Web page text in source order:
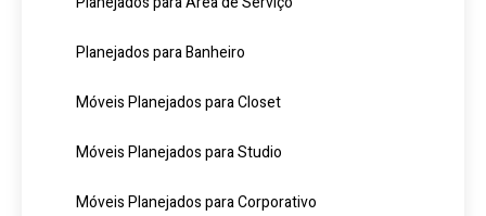
Planejados para Banheiro
Móveis Planejados para Closet
Móveis Planejados para Studio
Móveis Planejados para Corporativo